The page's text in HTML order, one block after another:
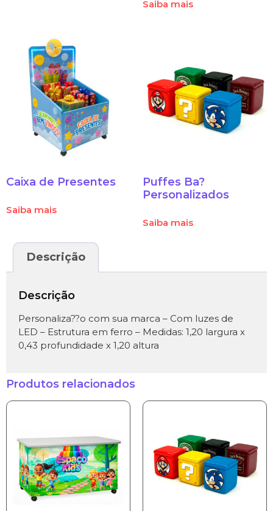
Saiba mais
Caixa de Presentes
Saiba mais
Puffes Ba?
Personalizados
Saiba mais
Descrição
Descrição
Personaliza??o com sua marca – Com luzes de
LED – Estrutura em ferro – Medidas: 1,20 largura x
0,43 profundidade x 1,20 altura
Produtos relacionados